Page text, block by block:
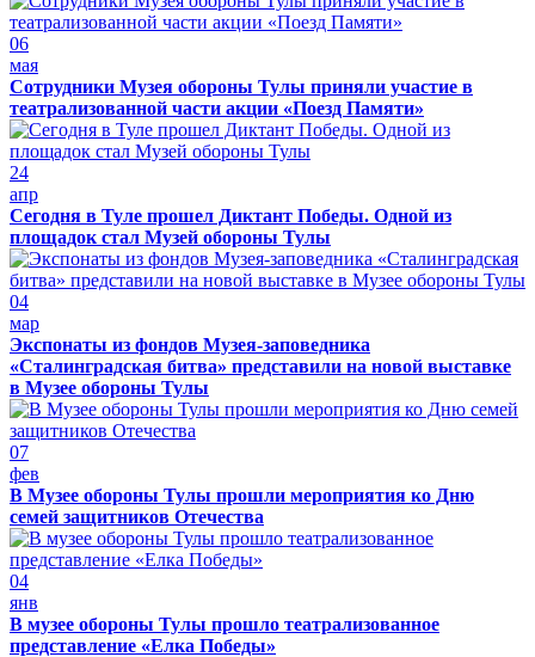
06
мая
Сотрудники Музея обороны Тулы приняли участие в
театрализованной части акции «Поезд Памяти»
24
апр
Сегодня в Туле прошел Диктант Победы. Одной из
площадок стал Музей обороны Тулы
04
мар
Экспонаты из фондов Музея-заповедника
«Сталинградская битва» представили на новой выставке
в Музее обороны Тулы
07
фев
В Музее обороны Тулы прошли мероприятия ко Дню
семей защитников Отечества
04
янв
В музее обороны Тулы прошло театрализованное
представление «Елка Победы»